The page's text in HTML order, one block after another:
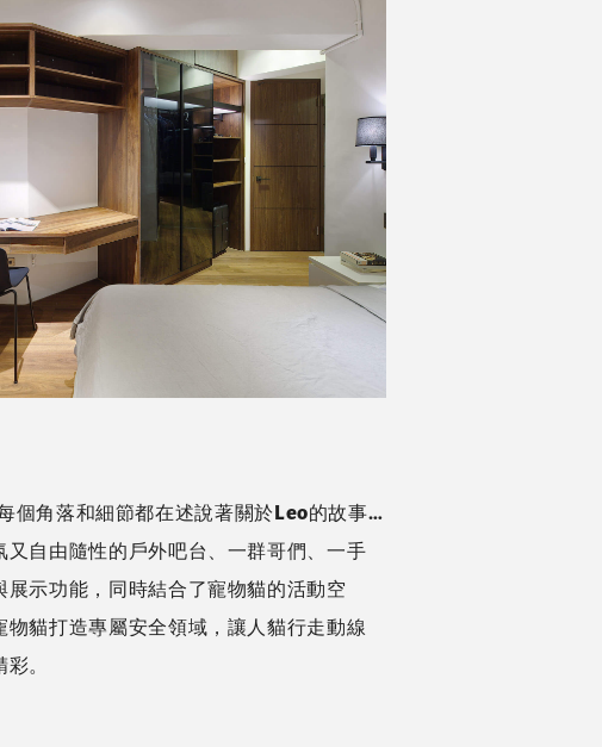
個角落和細節都在述說著關於Leo的故事…
自由隨性的戶外吧台、一群哥們、一手
示功能，同時結合了寵物貓的活動空
貓打造專屬安全領域，讓人貓行走動線
。